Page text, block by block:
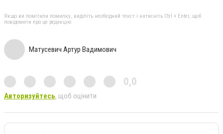
Якщо ви помітили помилку, виділіть необхідний текст і натисніть Ctrl + Enter, щоб
повідомити про це редакцію
Матусевич Артур Вадимович
0,0
Авторизуйтесь, щоб оцінити